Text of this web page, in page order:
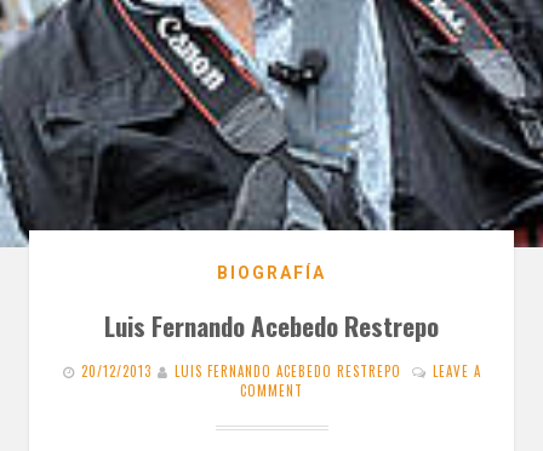
BIOGRAFÍA
Luis Fernando Acebedo Restrepo
20/12/2013 LUIS FERNANDO ACEBEDO RESTREPO
LEAVE A
COMMENT